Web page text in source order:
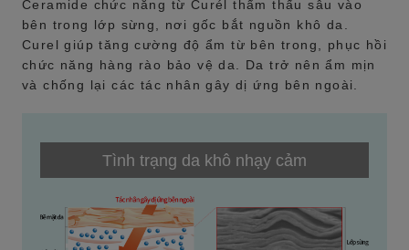
Ceramide chức năng từ Curél thẩm thấu sâu vào
bên trong lớp sừng, nơi gốc bắt nguồn khô da.
Curel giúp tăng cường độ ẩm từ bên trong, phục hồi
chức năng hàng rào bảo vệ da. Da trở nên ẩm mịn
và chống lại các tác nhân gây dị ứng bên ngoài.
Tình trạng da khô nhạy cảm